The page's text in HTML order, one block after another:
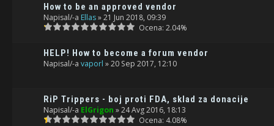
How to be an approved vendor
Napisal/-a Ellas» 21 Jun 2018, 09:39
Ocena: 2.04%
HELP! How to become a forum vendor
Napisal/-a vaporl » 20 Sep 2017, 12:10
RiP Trippers - boj proti FDA, sklad za donacije
Napisal/-a ElGrigon » 24 Avg 2016, 18:13
Ocena: 4.08%